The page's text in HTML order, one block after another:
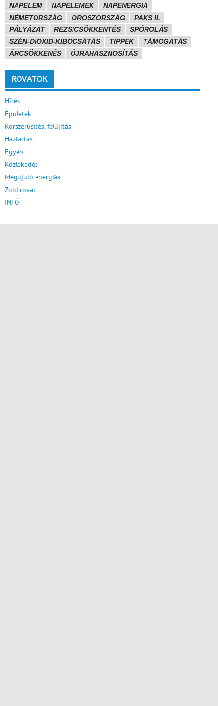
NAPELEM
NAPELEMEK
NAPENERGIA
NÉMETORSZÁG
OROSZORSZÁG
PAKS II.
PÁLYÁZAT
REZSICSÖKKENTÉS
SPÓROLÁS
SZÉN-DIOXID-KIBOCSÁTÁS
TIPPEK
TÁMOGATÁS
ÁRCSÖKKENÉS
ÚJRAHASZNOSÍTÁS
ROVATOK
Hírek
Épületek
Korszerűsítés, felújítás
Háztartás
Egyéb
Közlekedés
Megújuló energiák
Zöld rovat
INFÓ